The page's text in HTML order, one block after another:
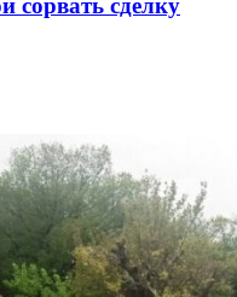
сорвать сделку